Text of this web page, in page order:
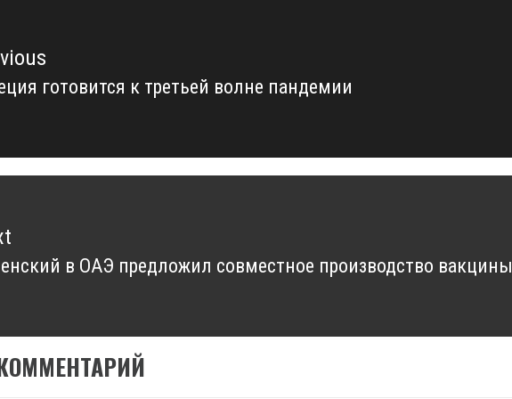
готовится к третьей волне пандемии
в ОАЭ предложил совместное производство вакцины